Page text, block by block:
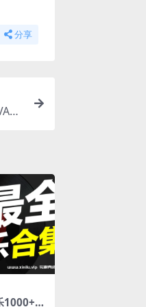
分享
视
1000+》